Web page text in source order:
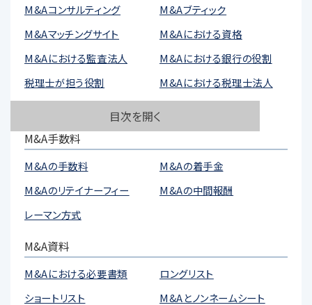
目次を開く
M&Aコンサルティング
M&Aブティック
M&Aマッチングサイト
M&Aにおける資格
M&Aにおける監査法人
M&Aにおける銀行の役割
税理士が担う役割
M&Aにおける税理士法人
M&A手数料
M&Aの手数料
M&Aの着手金
M&Aのリテイナーフィー
M&Aの中間報酬
レーマン方式
M&A資料
M&Aにおける必要書類
ロングリスト
ショートリスト
M&Aとノンネームシート